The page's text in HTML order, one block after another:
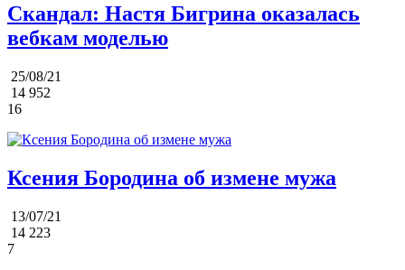
Скандал: Настя Бигрина оказалась
вебкам моделью
25/08/21
14 952
16
Ксения Бородина об измене мужа
13/07/21
14 223
7